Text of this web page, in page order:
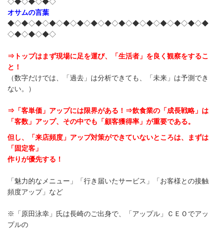
オサムの言葉
◆◇◆◇◆◇◆◇◆◇◆◇◆◇◆◇◆◇◆◇◆◇◆◇◆◇◆◇◆
◇◆◇◆◇◆◇
⇒トップはまず現場に足を運び、「生活者」を良く観察をするこ
と！
（数字だけでは、「過去」は分析できても、「未来」は予測でき
ない。）
⇒「客単価」アップには限界がある！ ⇒飲食業の「成長戦略」は
「客数」アップ、その中でも「顧客獲得率」が重要である。
但し、「来店頻度」アップ対策ができていないところは、まずは
「固定客」
作りが優先する！
「魅力的なメニュー」「行き届いたサービス」「お客様との接触
頻度アップ」など
※「原田泳幸」氏は長崎のご出身で、「アップル」ＣＥＯでアッ
プルの